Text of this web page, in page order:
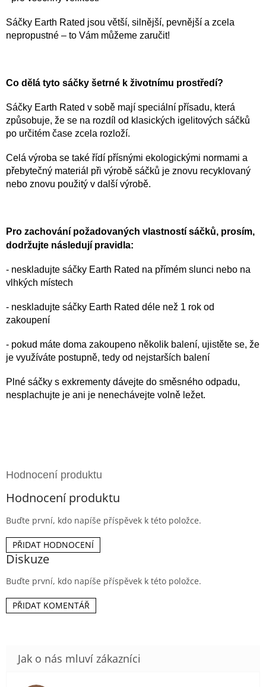
Sáčky Earth Rated jsou větší, silnější, pevnější a zcela
nepropustné – to Vám můžeme zaručit!
Co dělá tyto sáčky šetrné k životnímu prostředí?
Sáčky Earth Rated v sobě mají speciální přísadu, která
způsobuje, že se na rozdíl od klasických igelitových sáčků
po určitém čase zcela rozloží.
Celá výroba se také řídí přísnými ekologickými normami a
přebytečný materiál při výrobě sáčků je znovu recyklovaný
nebo znovu použitý v další výrobě.
Pro zachování požadovaných vlastností sáčků, prosím,
dodržujte následují pravidla:
- neskladujte sáčky Earth Rated na přímém slunci nebo na
vlhkých místech
- neskladujte sáčky Earth Rated déle než 1 rok od
zakoupení
- pokud máte doma zakoupeno několik balení, ujistěte se, že
je využíváte postupně, tedy od nejstarších balení
Plné sáčky s exkrementy dávejte do směsného odpadu,
nesplachujte je ani je nenechávejte volně ležet.
Hodnocení produktu
Buďte první, kdo napíše příspěvek k této položce.
PŘIDAT HODNOCENÍ
Diskuze
Buďte první, kdo napíše příspěvek k této položce.
PŘIDAT KOMENTÁŘ